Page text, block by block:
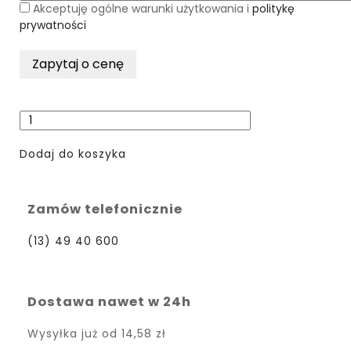
Akceptuję ogólne warunki użytkowania i politykę
prywatności
Dodaj do koszyka
Zamów telefonicznie
(13) 49 40 600
Dostawa nawet w 24h
Wysyłka już od 14,58 zł